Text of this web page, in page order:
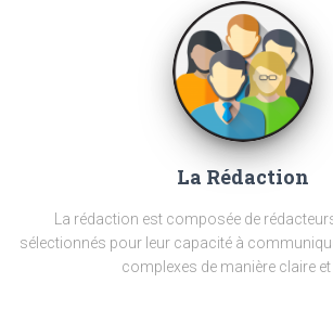
La Rédaction
La rédaction est composée de
sélectionnés pour leur capacité à
complexes de manière claire et